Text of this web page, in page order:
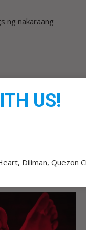
ng nakaraang
DEDMA SA
US!
Diliman, Quezon